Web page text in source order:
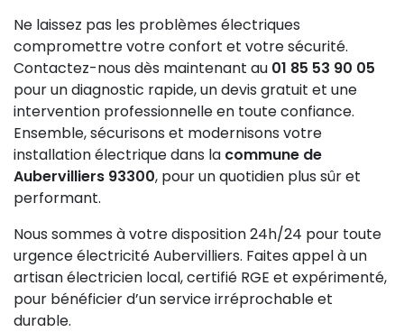
Ne laissez pas les problèmes électriques
compromettre votre confort et votre sécurité.
Contactez-nous dès maintenant au 01 85 53 90 05
pour un diagnostic rapide, un devis gratuit et une
intervention professionnelle en toute confiance.
Ensemble, sécurisons et modernisons votre
installation électrique dans la commune de
Aubervilliers 93300, pour un quotidien plus sûr et
performant.
Nous sommes à votre disposition 24h/24 pour toute
urgence électricité Aubervilliers. Faites appel à un
artisan électricien local, certifié RGE et expérimenté,
pour bénéficier d’un service irréprochable et
durable.